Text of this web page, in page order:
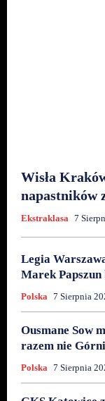
Wisła
napastników
Ekstraklasa 7
Legia
Marek Papszun
Polska 7 Sierpnia
Ousmane Sow
razem nie
Polska 7 Sierpnia